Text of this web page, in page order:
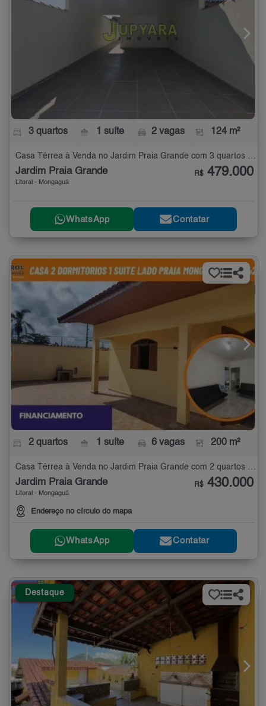
3 quartos 1 suíte 2 vagas 124 m²
Casa Térrea à Venda no Jardim Praia Grande com 3 quartos - 124 m²
Jardim Praia Grande
Litoral - Mongaguá
R$ 479.000
WhatsApp Contatar
2 quartos 1 suíte 6 vagas 200 m²
Casa Térrea à Venda no Jardim Praia Grande com 2 quartos - 200 m²
Jardim Praia Grande
Litoral - Mongaguá
Endereço no círculo do mapa
R$ 430.000
WhatsApp Contatar
Destaque